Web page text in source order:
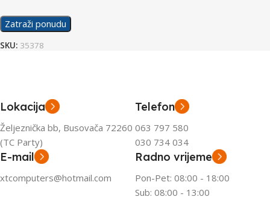
Zatraži ponudu
SKU: 35378
Lokacija
Željeznička bb, Busovača 72260
(TC Party)
Telefon
063 797 580
030 734 034
E-mail
xtcomputers@hotmail.com
Radno vrijeme
Pon-Pet: 08:00 - 18:00
Sub: 08:00 - 13:00